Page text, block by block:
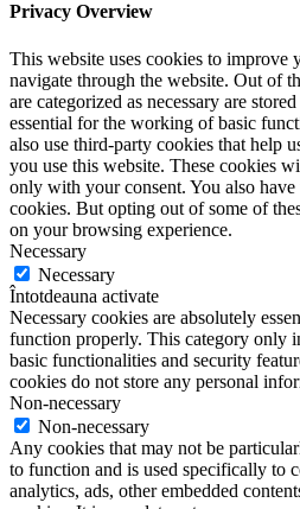
Privacy Overview
This website uses cookies to improve
navigate through the website. Out of
are categorized as necessary are
essential for the working of basic
also use third-party cookies that help
you use this website. These cookies
only with your consent. You also
cookies. But opting out of some of
on your browsing experience.
Necessary
Necessary
Întotdeauna activate
Necessary cookies are absolutely
function properly. This category only
basic functionalities and security
cookies do not store any personal
Non-necessary
Non-necessary
Any cookies that may not be
to function and is used specifically to
analytics, ads, other embedded